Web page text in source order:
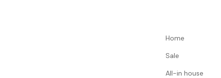
Home
Sale
All-in house